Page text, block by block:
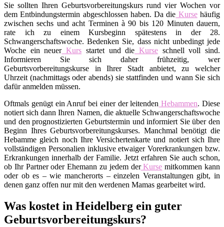
Sie sollten Ihren Geburtsvorbereitungskurs rund vier Wochen vor
dem Entbindungstermin abgeschlossen haben. Da die Kursehäufig
zwischen sechs und acht Terminen à 90 bis 120 Minuten dauern,
rate ich zu einem Kursbeginn spätestens in der 28.
Schwangerschaftswoche. Bedenken Sie, dass nicht unbedingt jede
Woche ein neuerKurs startet und die Kurseschnell voll sind.
Informieren Sie sich daher frühzeitig, wer
Geburtsvorbereitungskurse in Ihrer Stadt anbietet, zu welcher
Uhrzeit (nachmittags oder abends) sie stattfinden und wann Sie sich
dafür anmelden müssen.
Oftmals genügt ein Anruf bei einer der leitenden Hebammen. Diese
notiert sich dann Ihren Namen, die aktuelle Schwangerschaftswoche
und den prognostizierten Geburtstermin und informiert Sie über den
Beginn Ihres Geburtsvorbereitungskurses. Manchmal benötigt die
Hebamme gleich noch Ihre Versichertenkarte und notiert sich Ihre
vollständigen Personalien inklusive etwaiger Vorerkrankungen bzw.
Erkrankungen innerhalb der Familie. Jetzt erfahren Sie auch schon,
ob Ihr Partner oder Ehemann zu jedem derKurse mitkommen kann
oder ob es – wie mancherorts – einzelen Veranstaltungen gibt, in
denen ganz offen nur mit den werdenen Mamas gearbeitet wird.
Was kostet in Heidelberg ein guter
Geburtsvorbereitungskurs?